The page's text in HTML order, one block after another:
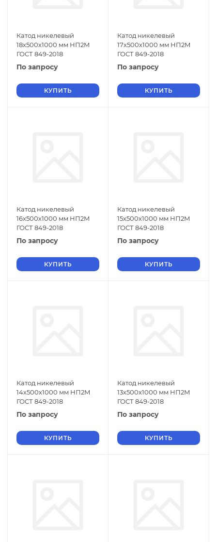
Катод никелевый
18х500х1000 мм НП2М
ГОСТ 849-2018
По запросу
КУПИТЬ
Катод никелевый
17х500х1000 мм НП2М
ГОСТ 849-2018
По запросу
КУПИТЬ
Катод никелевый
16х500х1000 мм НП2М
ГОСТ 849-2018
По запросу
КУПИТЬ
Катод никелевый
15х500х1000 мм НП2М
ГОСТ 849-2018
По запросу
КУПИТЬ
Катод никелевый
14х500х1000 мм НП2М
ГОСТ 849-2018
По запросу
КУПИТЬ
Катод никелевый
13х500х1000 мм НП2М
ГОСТ 849-2018
По запросу
КУПИТЬ